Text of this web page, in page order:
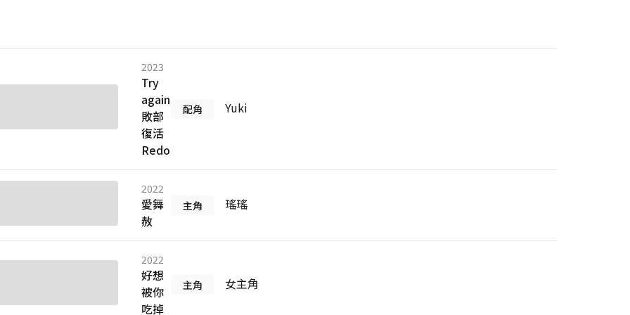
2023
Try
again
敗部
復活
Redo
配角 Yuki
2022
愛舞
赦
主角 瑤瑤
2022
好想
被你
吃掉
主角 女主角